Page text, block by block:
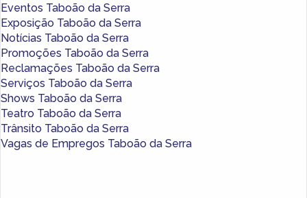
Eventos Taboão da Serra
Exposição Taboão da Serra
Notícias Taboão da Serra
Promoções Taboão da Serra
Reclamações Taboão da Serra
Serviços Taboão da Serra
Shows Taboão da Serra
Teatro Taboão da Serra
Trânsito Taboão da Serra
Vagas de Empregos Taboão da Serra